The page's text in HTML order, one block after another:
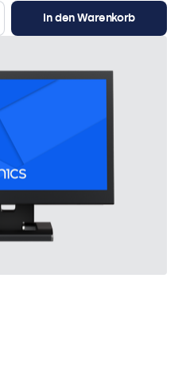
In den Warenkorb